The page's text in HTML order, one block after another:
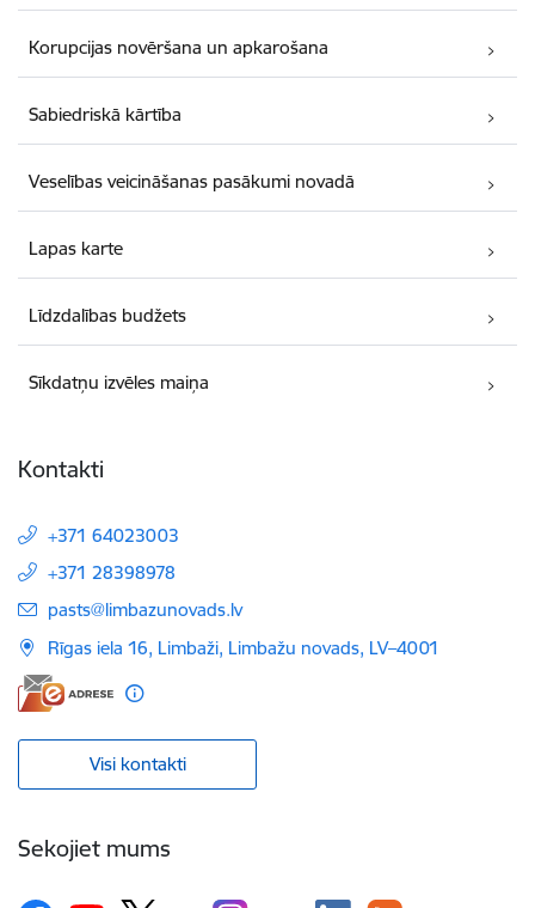
Korupcijas novēršana un apkarošana
Sabiedriskā kārtība
Veselības veicināšanas pasākumi novadā
Lapas karte
Līdzdalības budžets
Sīkdatņu izvēles maiņa
Kontakti
+371 64023003
+371 28398978
E-pasts:
pasts@limbazunovads.lv
Rīgas iela 16, Limbaži, Limbažu novads, LV–4001
Visi kontakti
Sekojiet mums